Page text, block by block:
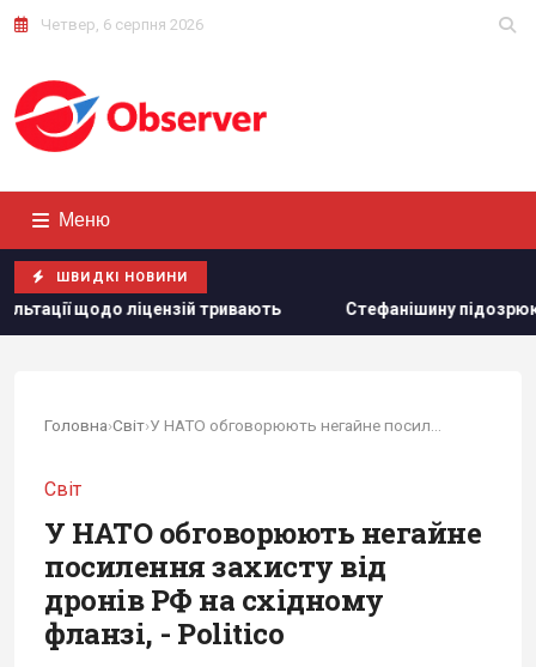
Четвер, 6 серпня 2026
Меню
ШВИДКІ НОВИНИ
тривають Стефанішину підозрюють в незаконному
Головна›Світ›
Світ
У НАТО обговорюють негайне
посилення захисту від
дронів РФ на східному
фланзі, - Politico